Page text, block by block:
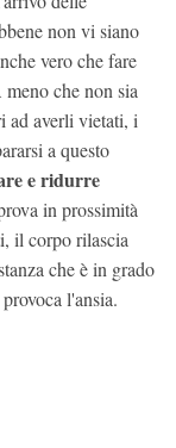
non vi siano
vero che fare
che non sia
ad averli vietati, i
a questo
e ridurre
in prossimità
il corpo rilascia
che è in grado
l'ansia.